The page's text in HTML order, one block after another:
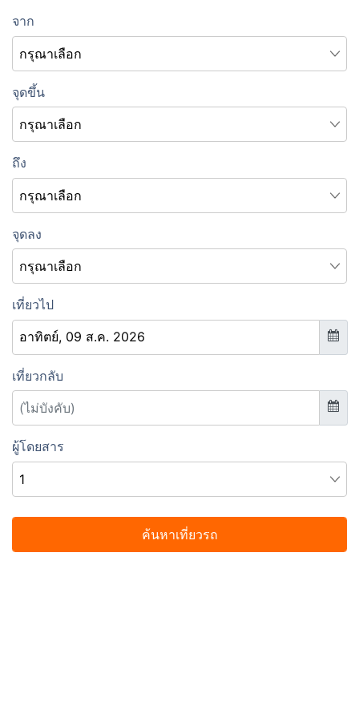
จาก
จุดขึ้น
ถึง
จุดลง
เที่ยวไป
เที่ยวกลับ
ผู้โดยสาร
ค้นหาเที่ยวรถ